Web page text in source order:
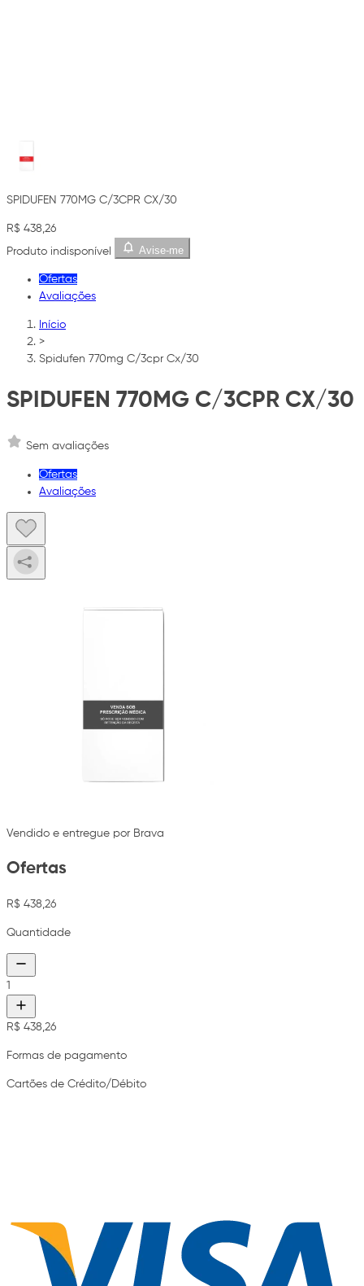
SPIDUFEN 770MG C/3CPR CX/30
R$ 438,26
Produto indisponível
Avise-me
Ofertas
Avaliações
Início
>
Spidufen 770mg C/3cpr Cx/30
SPIDUFEN 770MG C/3CPR CX/30
Sem avaliações
Ofertas
Avaliações
Vendido e entregue por Brava
Ofertas
R$ 438,26
Quantidade
1
R$ 438,26
Formas de pagamento
Cartões de Crédito/Débito